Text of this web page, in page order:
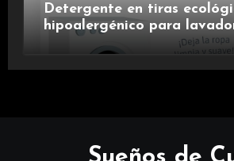
Detergente en tiras
hipoalergénico para
suavizante incluido y
lavanda.